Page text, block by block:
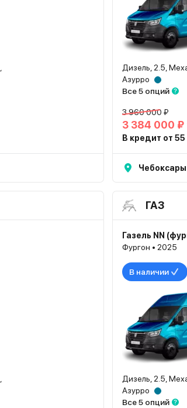
Дизель, 2.5,
Азурро
Все 5 опций
3 960 000 ₽
3 384 000 ₽
В кредит от
Чебоксары
ГАЗ
Газель NN
Фургон • 2025
В наличии
Дизель, 2.5,
Азурро
Все 5 опций